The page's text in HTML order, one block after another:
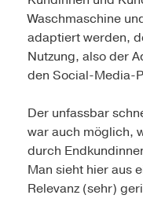
Waschmaschine
adaptiert werden,
Nutzung, also der
den Social-Media-
Der unfassbar
war auch möglich,
durch
Man sieht hier aus
Relevanz (sehr)